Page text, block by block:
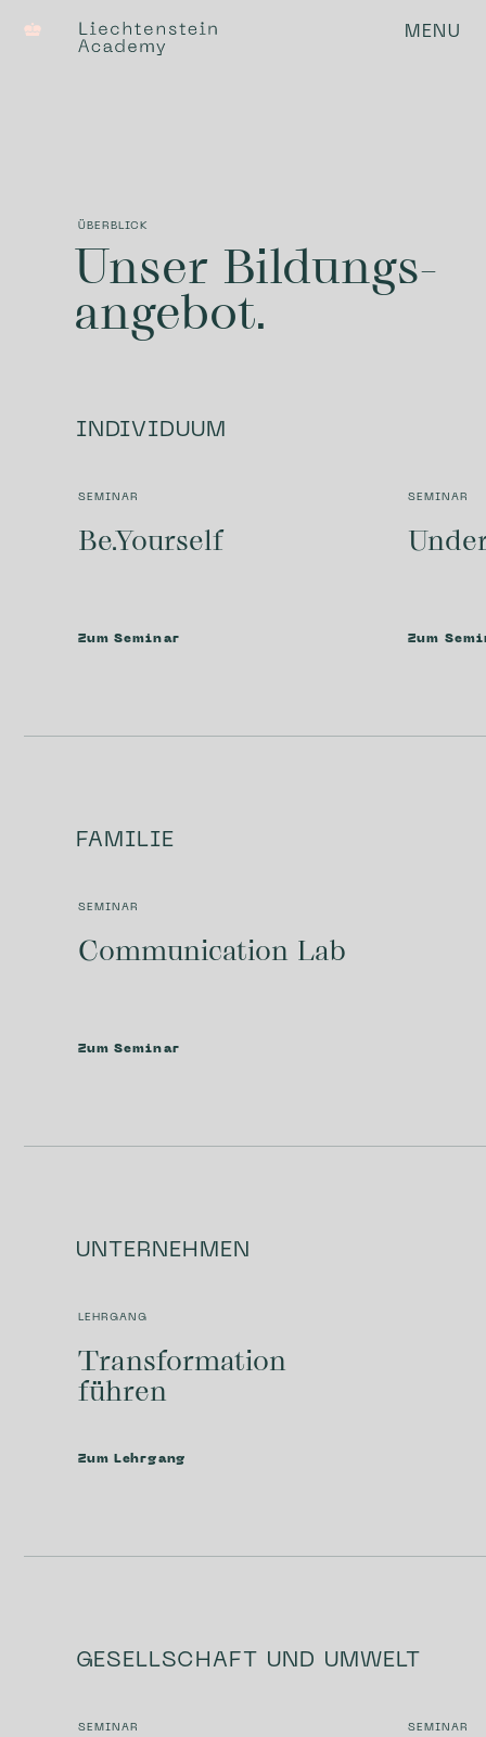
MENU
ÜBERBLICK
Unser Bildungs­
angebot.
INDIVIDUUM
SEMINAR
Be.Yourself
Zum Seminar
SEMINAR
Zum
FAMILIE
SEMINAR
Communi­cation Lab
Zum Seminar
UNTERNEHMEN
LEHRGANG
Trans­­formation
führen
Zum Lehrgang
GESELLSCHAFT UND UMWELT
SEMINAR SEMINAR